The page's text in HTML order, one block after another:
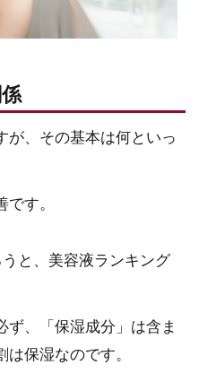
が、その基本は何といっ
す。
と、美容液ランキング
ず、「保湿成分」は含ま
保湿なのです。